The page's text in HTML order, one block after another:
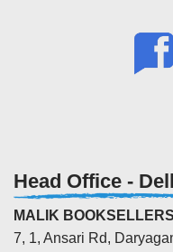
Head Office -
MALIK
7, 1, Ansari Rd,